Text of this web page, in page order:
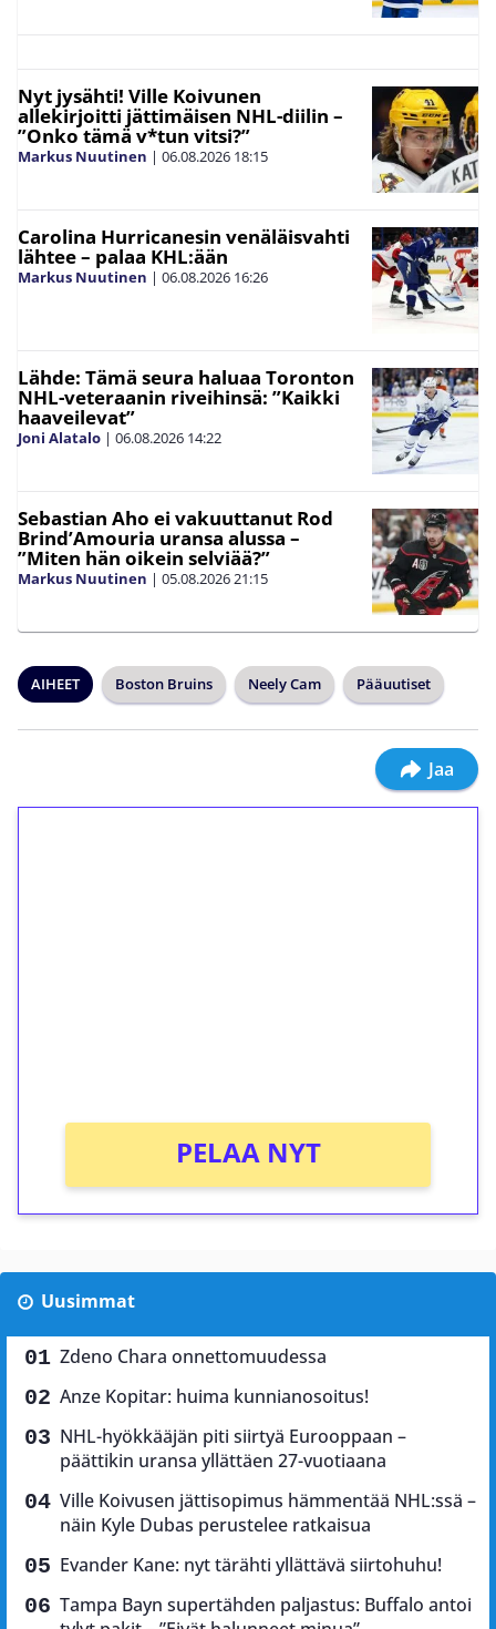
Nyt jysähti! Ville Koivunen
allekirjoitti jättimäisen NHL-diilin –
”Onko tämä v*tun vitsi?”
Markus Nuutinen | 06.08.2026 18:15
Carolina Hurricanesin venäläisvahti
lähtee – palaa KHL:ään
Markus Nuutinen | 06.08.2026 16:26
Lähde: Tämä seura haluaa Toronton
NHL-veteraanin riveihinsä: ”Kaikki
haaveilevat”
Joni Alatalo | 06.08.2026 14:22
Sebastian Aho ei vakuuttanut Rod
Brind’Amouria uransa alussa –
”Miten hän oikein selviää?”
Markus Nuutinen | 05.08.202621:15
AIHEET Boston Bruins Neely Cam Pääuutiset
Jaa
PELAA NYT
Uusimmat
Zdeno Chara onnettomuudessa
Anze Kopitar: huima kunnianosoitus!
NHL-hyökkääjän piti siirtyä Eurooppaan –
päättikin uransa yllättäen 27-vuotiaana
Ville Koivusen jättisopimus hämmentää NHL:ssä –
näin Kyle Dubas perustelee ratkaisua
Evander Kane: nyt tärähti yllättävä siirtohuhu!
Tampa Bayn supertähden paljastus: Buffalo antoi